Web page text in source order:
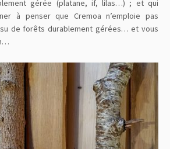
gérée (platane, if, lilas…) ; et qui
à penser que Cremoa n’emploie pas
de forêts durablement gérées… et vous